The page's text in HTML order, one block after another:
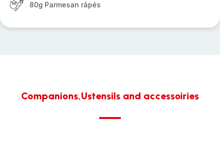
80g Parmesan râpés
Companions,Ustensils and accessoiries